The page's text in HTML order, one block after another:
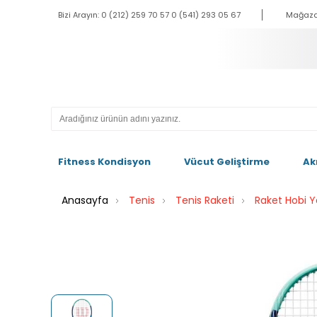
Bizi Arayın: 0 (212) 259 70 57 0 (541) 293 05 67
Fitness Kondisyon Vücut Geliştirme
Anasayfa Tenis Tenis Raketi Raket Hobi